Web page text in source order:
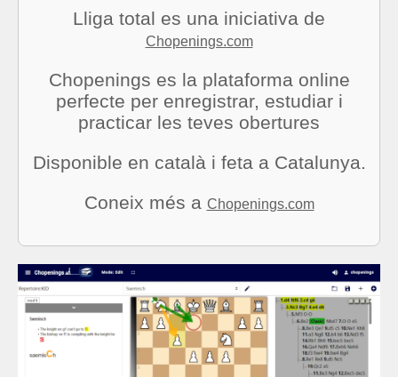
Lliga total es una iniciativa de
Chopenings.com
Chopenings es la plataforma online
perfecte per enregistrar, estudiar i
practicar les teves obertures
Disponible en català i feta a Catalunya.
Coneix més a Chopenings.com